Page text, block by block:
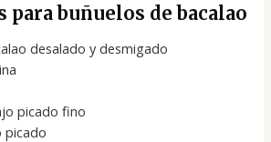
buñuelos de bacalao
desalado y desmigado
picado fino
picado